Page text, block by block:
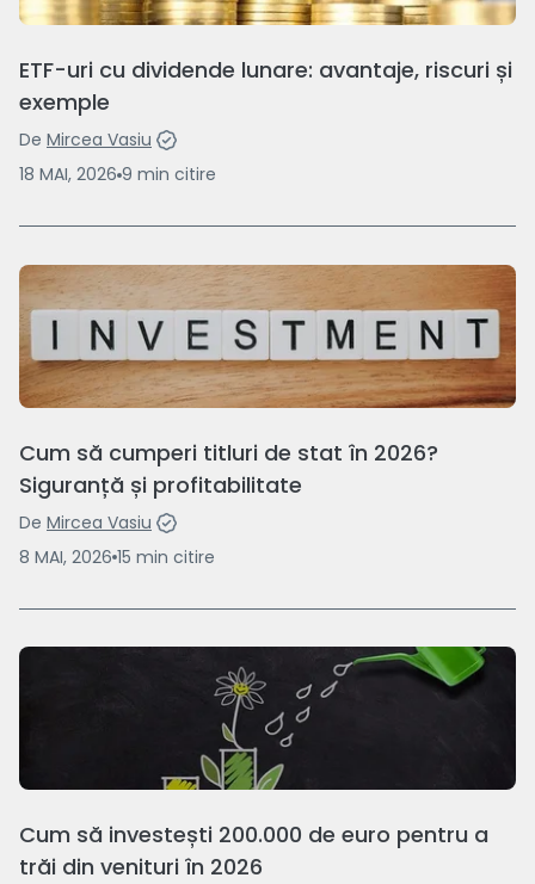
ETF-uri cu dividende lunare: avantaje, riscuri și
exemple
De Mircea Vasiu
18 MAI, 2026 9 min citire
Cum să cumperi titluri de stat în 2026?
Siguranță și profitabilitate
De Mircea Vasiu
8 MAI, 2026 15 min citire
Cum să investești 200.000 de euro pentru a
trăi din venituri în 2026